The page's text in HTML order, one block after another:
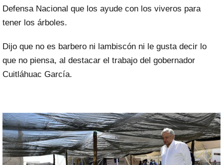
Defensa Nacional que los ayude con los viveros para
tener los árboles.
Dijo que no es barbero ni lambiscón ni le gusta decir lo
que no piensa, al destacar el trabajo del gobernador
Cuitláhuac García.